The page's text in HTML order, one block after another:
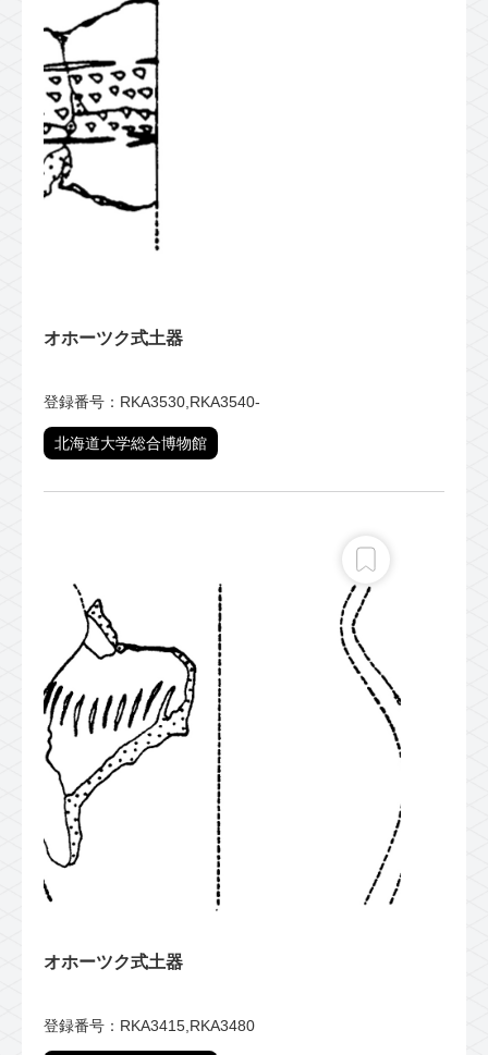
オホーツク式土器
登録番号：RKA3530,RKA3540-
北海道大学総合博物館
オホーツク式土器
登録番号：RKA3415,RKA3480